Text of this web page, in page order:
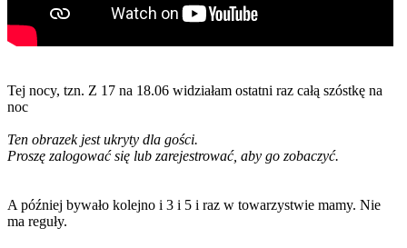
Tej nocy, tzn. Z 17 na 18.06 widziałam ostatni raz całą szóstkę na
noc
Ten obrazek jest ukryty dla gości.
Proszę zalogować się lub zarejestrować, aby go zobaczyć.
A później bywało kolejno i 3 i 5 i raz w towarzystwie mamy. Nie
ma reguły.